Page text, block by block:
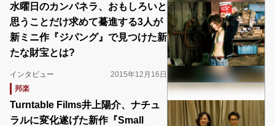
水曜日のカンパネラ、おもしろいと
思うことだけ求めて驀進する3人が
新ミニ作『ジパング』で見つけた新
たな財宝とは?
インタビュー
2015年12月16日
邦楽
Turntable Films井上陽介、ナチュ
ラルに変化遂げた新作『Small